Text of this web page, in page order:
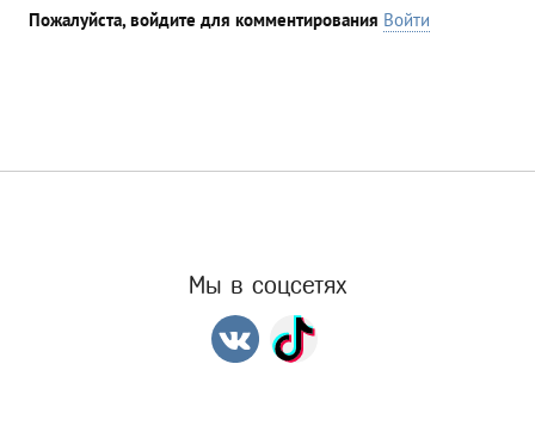
Пожалуйста, войдите для комментирования Войти
Мы в соцсетях